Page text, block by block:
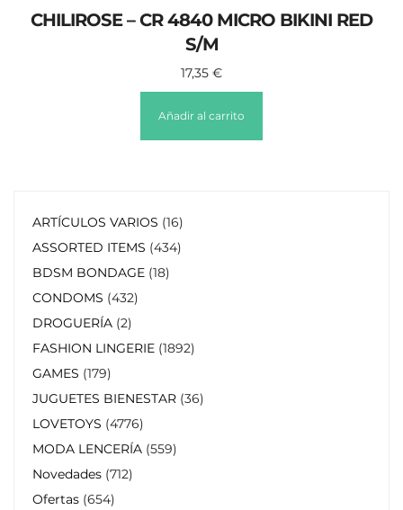
CHILIROSE – CR 4840 MICRO BIKINI RED
S/M
17,35 €
Añadir al carrito
ARTÍCULOS VARIOS 16
ASSORTED ITEMS 434
BDSM BONDAGE 18
CONDOMS 432
DROGUERÍA 2
FASHION LINGERIE 1892
GAMES 179
JUGUETES BIENESTAR 36
LOVETOYS 4776
MODA LENCERÍA 559
Novedades 712
Ofertas 654